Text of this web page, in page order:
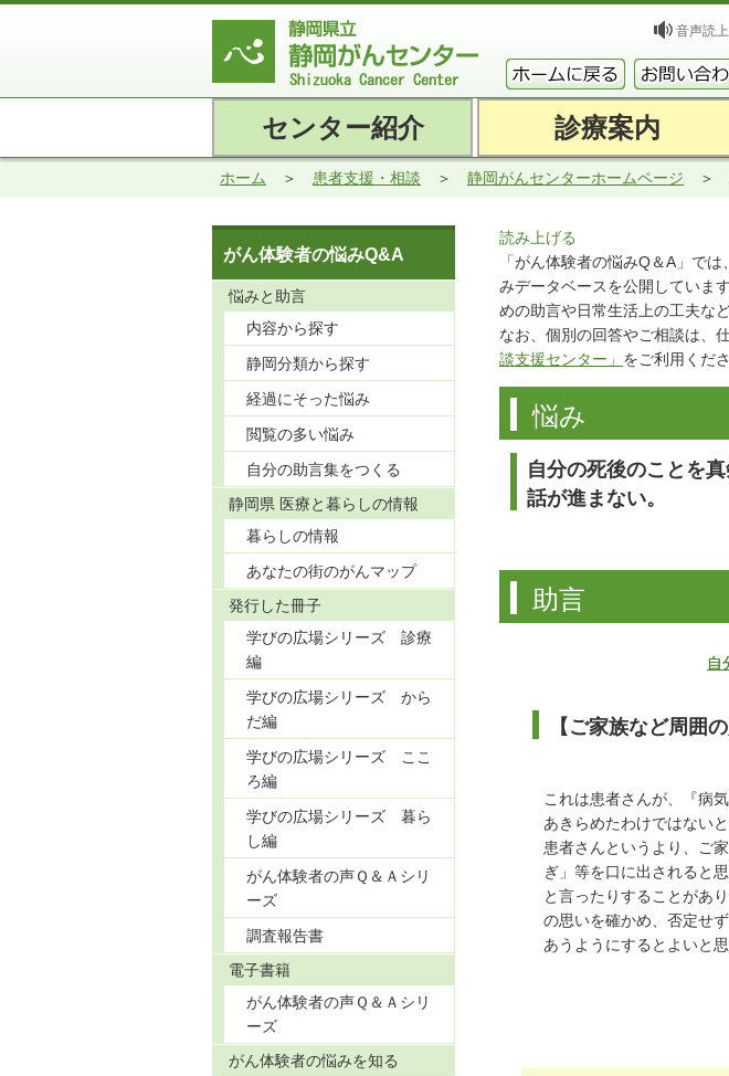
音声読
センター紹介 診療案内
ホーム 患者支援・相談 静岡がんセンターホームページ
読み上げる
「がん体験者の悩みQ＆A」で
みデータベースを公開していま
めの助言や日常生活上の工夫な
なお、個別の回答やご相談は、
談支援センター」 をご利用くださ
悩み
自分の死後のことを
話が進まない。
助言
自
【ご家族など周囲
これは患者さんが、『病
あきらめたわけではないと
患者さんというより、ご
ぎ」等を口に出されると
と言ったりすることがあ
の思いを確かめ、否定せ
あうようにするとよいと思
がん体験者の悩みQ&A
悩みと助言
内容から探す
静岡分類から探す
経過にそった悩み
閲覧の多い悩み
自分の助言集をつくる
静岡県 医療と暮らしの情報
暮らしの情報
あなたの街のがんマップ
発行した冊子
学びの広場シリーズ 診療
編
学びの広場シリーズ から
だ編
学びの広場シリーズ ここ
ろ編
学びの広場シリーズ 暮ら
し編
がん体験者の声Ｑ＆Ａシリ
ーズ
調査報告書
電子書籍
がん体験者の声Ｑ＆Ａシリ
ーズ
がん体験者の悩みを知る